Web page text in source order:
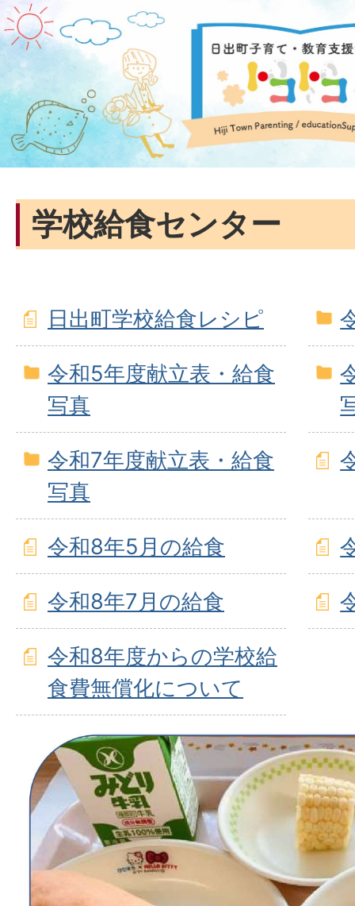
学校給食センター
日出町学校給食レシピ
令和5年度献立表・給食
写真
令和7年度献立表・給食
写真
令和8年5月の給食
令和8年7月の給食
令和8年度からの学校給
食費無償化について